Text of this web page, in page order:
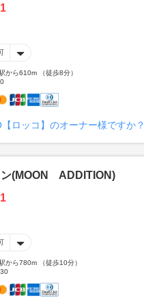
から610m （徒歩8分）
ロッコ】のオーナー様ですか？
ン(MOON ADDITION)
から780m （徒歩10分）